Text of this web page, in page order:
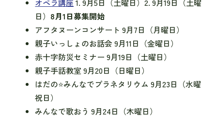
オペラ講座 1. 9月5日（土曜日）2. 9月19日（土曜
日） 8月1日募集開始
アフタヌーンコンサート 9月7日（月曜日）
親子いっしょのお話会 9月11日（金曜日）
赤十字防災セミナー 9月19日（土曜日）
親子手話教室 9月20日（日曜日）
はだの⭐みんなでプラネタリウム 9月23日（水曜
祝日）
みんなで歌おう 9月24日（木曜日）